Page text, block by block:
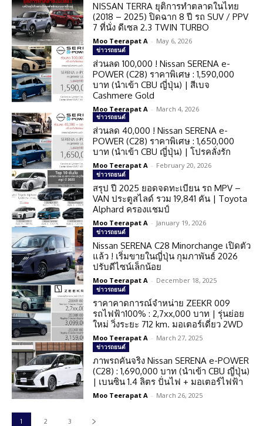
NISSAN TERRA ยุติการทำตลาดในไทย
(2018 – 2025) ปิดฉาก 8 ปี รถ SUV / PPV
7 ที่นั่ง ดีเซล 2.3 TWIN TURBO
Moo Teerapat A - May 6, 2026
ข่าวรถยนต์
ส่วนลด 100,000 ! Nissan SERENA e-
POWER (C28) ราคาพิเศษ : 1,590,000
บาท (นำเข้า CBU ญี่ปุ่น) | สีเบจ
Cashmere Gold
Moo Teerapat A - March 4, 2026
ข่าวรถยนต์
ส่วนลด 40,000 ! Nissan SERENA e-
POWER (C28) ราคาพิเศษ : 1,650,000
บาท (นำเข้า CBU ญี่ปุ่น) | โปรคลั่งรัก
Moo Teerapat A - February 20, 2026
ข่าวรถยนต์
สรุป ปี 2025 ยอดจดทะเบียน รถ MPV –
VAN ประตูสไลด์ รวม 19,841 คัน | Toyota
Alphard ครองแชมป์
Moo Teerapat A - January 19, 2026
ข่าวรถยนต์
Nissan SERENA C28 Minorchange เปิดตัว
แล้ว ! เริ่มขายในญี่ปุ่น กุมภาพันธ์ 2026
ปรับดีไซน์เล็กน้อย
Moo Teerapat A - December 18, 2025
ข่าวรถยนต์
ราคาคาดการณ์จำหน่าย ZEEKR 009
รถไฟฟ้า100% : 2,7xx,000 บาท | รุ่นย่อย
ใหม่ วิ่งระยะ 712 km. มอเตอร์เดี่ยว 2WD
Moo Teerapat A - March 27, 2025
ข่าวรถยนต์
ภาพรถคันจริง Nissan SERENA e-POWER
(C28) : 1,690,000 บาท (นำเข้า CBU ญี่ปุ่น)
| เบนซิน 1.4 ลิตร ปั่นไฟ + มอเตอร์ไฟฟ้า
Moo Teerapat A - March 26, 2025
1 2 3